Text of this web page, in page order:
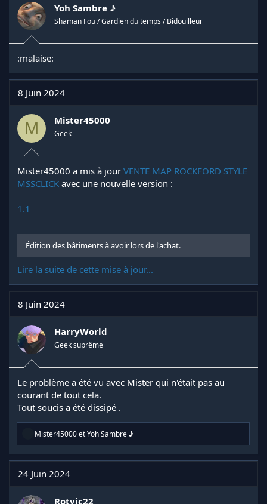
n
s
:
Yoh Sambre ♪
Shaman Fou / Gardien du temps / Bidouilleur
:malaise:
8 Juin 2024
M Mister45000
Geek
Mister45000 a mis à jour VENTE MAP ROCKFORD STYLE
MSSCLICK avec une nouvelle version :
1.1
Édition des bâtiments à avoir lors de l'achat.
Lire la suite de cette mise à jour...
8 Juin 2024
HarryWorld
Geek suprême
Le problème a été vu avec Mister qui n'était pas au
courant de tout cela.
Tout soucis a été dissipé .
R
a
c
t
i
n
Mister45000etYoh Sambre ♪
24 Juin 2024
Rotvic22